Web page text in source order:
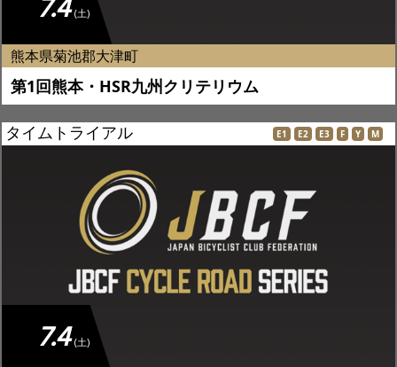
7.4 (土)
熊本県菊池郡大津町
第1回熊本・HSR九州クリテリウム
タイムトライアル E1 E2 E3 F Y M
7.4 (土)